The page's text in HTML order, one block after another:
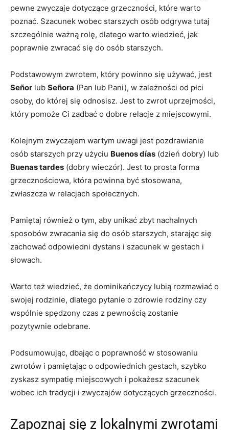
pewne zwyczaje dotyczące ​grzeczności,​ które warto
poznać. Szacunek wobec starszych osób odgrywa tutaj
‌szczególnie ważną⁢ rolę, ⁣dlatego warto wiedzieć, ​jak
poprawnie zwracać się do osób starszych.
Podstawowym zwrotem, który powinno się używać, jest​
Señor lub⁢ Señora ⁤(Pan lub Pani), w zależności od płci
osoby, do której się odnosisz. Jest to zwrot uprzejmości,
który pomoże Ci zadbać o dobre relacje z miejscowymi.
Kolejnym zwyczajem wartym uwagi⁢ jest pozdrawianie
osób starszych przy użyciu Buenos días (dzień dobry) lub
Buenas tardes (dobry wieczór).⁤ Jest to prosta forma
grzecznościowa, która powinna być stosowana,
zwłaszcza w ‍relacjach społecznych.
Pamiętaj również o tym, aby unikać zbyt nachalnych
sposobów⁣ zwracania się do osób starszych, starając​ się
zachować odpowiedni dystans i szacunek w gestach i
słowach.
Warto‍ też wiedzieć,⁤ że dominikańczycy lubią rozmawiać o
​swojej rodzinie, dlatego pytanie o zdrowie rodziny‌ czy
wspólnie spędzony ‌czas z pewnością zostanie
pozytywnie odebrane.
Podsumowując, dbając o poprawność w stosowaniu
zwrotów i pamiętając o odpowiednich gestach, szybko
zyskasz ⁢sympatię miejscowych‍ i pokażesz szacunek
wobec ich tradycji i zwyczajów dotyczących grzeczności.
Zapoznaj się z lokalnymi zwrotami